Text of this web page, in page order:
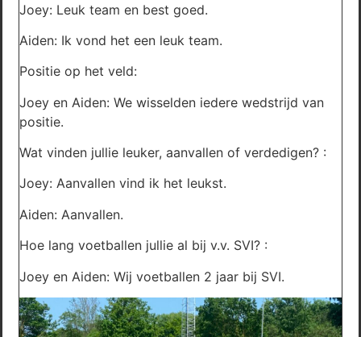
Joey: Leuk team en best goed.
Aiden: Ik vond het een leuk team.
Positie op het veld:
Joey en Aiden: We wisselden iedere wedstrijd van
positie.
Wat vinden jullie leuker, aanvallen of verdedigen? :
Joey: Aanvallen vind ik het leukst.
Aiden: Aanvallen.
Hoe lang voetballen jullie al bij v.v. SVI? :
Joey en Aiden: Wij voetballen 2 jaar bij SVI.